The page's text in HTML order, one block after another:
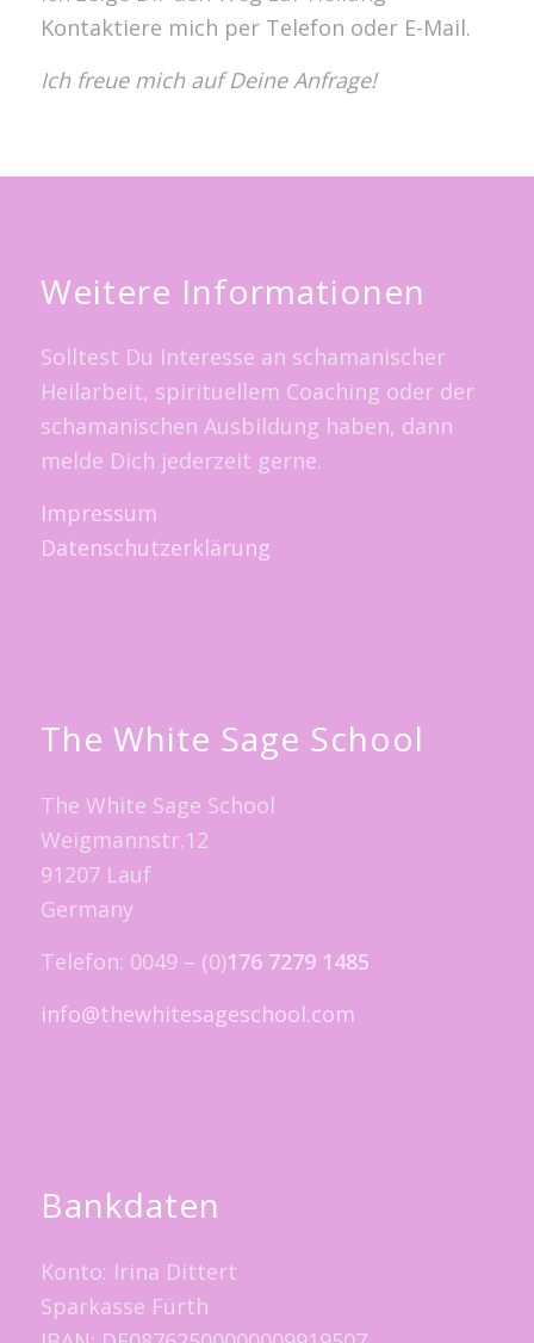
Kontaktiere mich per Telefon oder E-Mail.
Ich freue mich auf Deine Anfrage!
Weitere Informationen
Solltest Du Interesse an schamanischer
Heilarbeit, spirituellem Coaching oder der
schamanischen Ausbildung haben, dann
melde Dich jederzeit gerne.
Impressum
Datenschutzerklärung
The White Sage School
The White Sage School
Weigmannstr.12
91207 Lauf
Germany
Telefon: 0049 – (0)176 7279 1485
info@thewhitesageschool.com
Bankdaten
Konto: Irina Dittert
Sparkasse Fürth